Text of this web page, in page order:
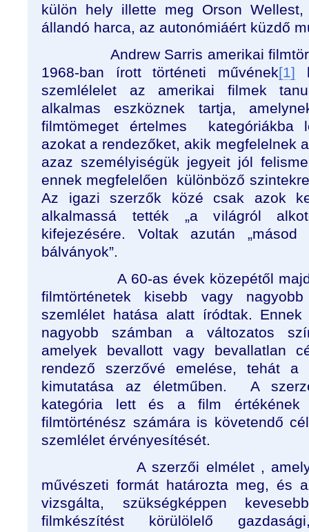
külön hely illette meg Orson
állandó harca, az autonómiáért küzdő
Andrew Sarris amerikai
1968-ban írott történeti művének[1]
szemlélelet az amerikai filmek
alkalmas eszköznek tartja,
filmtömeget értelmes
kategóriákba
azokat a rendezőket, akik megfelelnek
azaz személyiségük jegyeit jól
ennek megfelelően
különböző
Az igazi szerzők közé csak azok
alkalmassá tették „a világról
kifejezésére. Voltak azután „másod
bálványok”.
A 60-as évek közepétől
filmtörténetek kisebb vagy nagyobb
szemlélet hatása alatt íródtak.
nagyobb számban a változatos
amelyek bevallott vagy bevallatlan
rendező szerzővé emelése, tehát
kimutatása az életműben.
A
kategória lett és a film
filmtörténész számára is követendő
szemlélet érvényesítését.
A szerzői elmélet ,
művészeti formát határozta meg, és
vizsgálta, szükségképpen
filmkészítést körülölelő